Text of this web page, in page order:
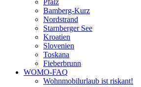
Bamberg-Kurz
Nordstrand
Starnberger See
Kroatien
Slovenien
Toskana
Fieberbrunn
WOMO-FAQ
Wohnmobilurlaub ist riskant!